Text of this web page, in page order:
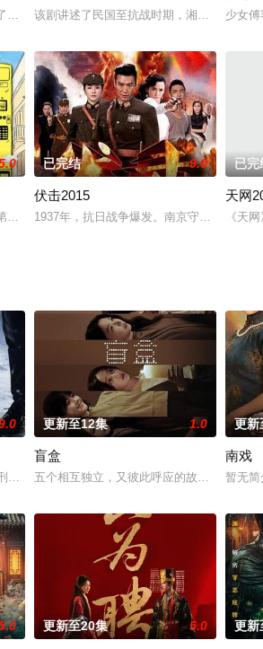
秦左漫的注意，在一次诡异的密室杀人案件中，
，失去了灵骨就失去了法力，白寒立即赶往人间
该剧讲述了民国至抗战时期，湘商以民族大
少女
危机！全新爆笑故事即将解锁
季将延续第一季无厘头欢脱的“扎心式虐狗”风
已完结 9.0
伏击2015
1937年，抗日战争爆发。南京守城军官的
已完
天网
《天
圆（姜贞羽 饰）因意外踏入玄机界，继而卷入
侦支队在无普及监控、无DNA鉴定技术的支持下
更新至12集 1.0
盲盒
五个相互独立，又彼此呼应的故事——用一场
更新
南戏
暂无简
更新至20集 5.0 更新